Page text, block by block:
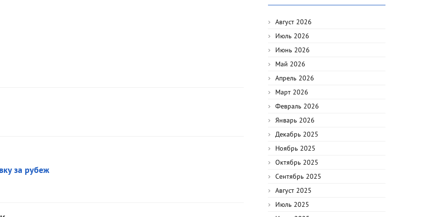
за рубеж
Август 2026
Июль 2026
Июнь 2026
Май 2026
Апрель 2026
Март 2026
Февраль 2026
Январь 2026
Декабрь 2025
Ноябрь 2025
Октябрь 2025
Сентябрь 2025
Август 2025
Июль 2025